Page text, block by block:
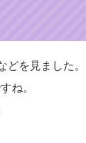
を見ました。
ね。